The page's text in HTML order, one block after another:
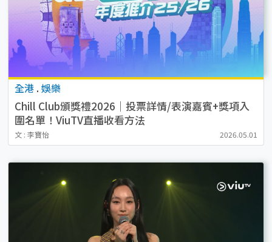
全港 . 娛樂
Chill Club頒獎禮2026｜投票詳情/表演嘉賓+獎項入
圍名單！ViuTV直播收看方法
文 : 李寶怡 2026.05.01